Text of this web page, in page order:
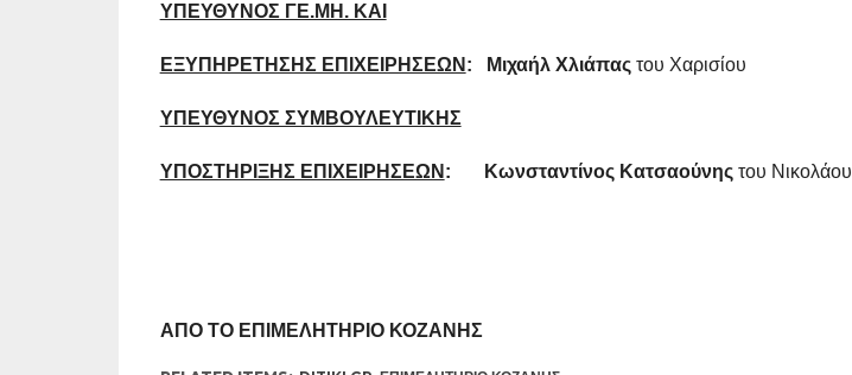
ΥΠΕΥΘΥΝΟΣ ΓΕ.ΜΗ. ΚΑΙ
ΕΞΥΠΗΡΕΤΗΣΗΣ ΕΠΙΧΕΙΡΗΣΕΩΝ : Μιχαήλ Χλιάπας του Χαρισίου
ΥΠΕΥΘΥΝΟΣ ΣΥΜΒΟΥΛΕΥΤΙΚΗΣ
ΥΠΟΣΤΗΡΙΞΗΣ ΕΠΙΧΕΙΡΗΣΕΩΝ : Κωνσταντίνος Κατσαούνης του Νικολάου
ΑΠΟ ΤΟ ΕΠΙΜΕΛΗΤΗΡΙΟ ΚΟΖΑΝΗΣ